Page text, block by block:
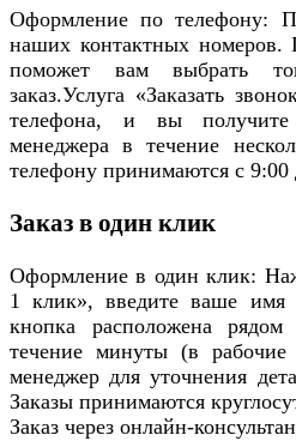
Оформление по телефону:
наших контактных номеров.
поможет вам выбрать
заказ.Услуга «Заказать
телефона, и вы
менеджера в течение
телефону принимаются с 9:00
Заказ в один клик
Оформление в один клик:
1 клик», введите ваше
кнопка расположена
течение минуты (в
менеджер для уточнения
Заказы принимаются
Заказ через онлайн-